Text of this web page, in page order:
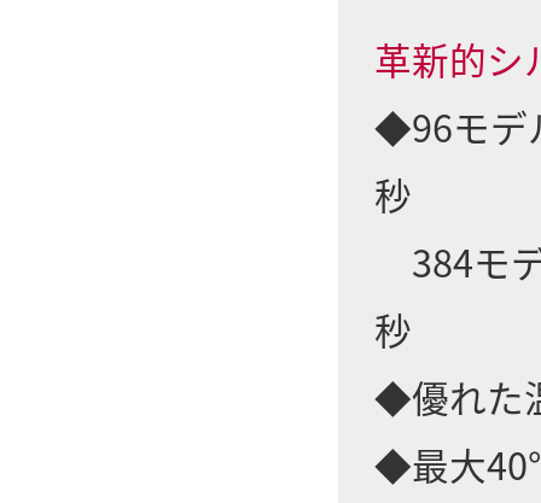
革新的シ
◆96モデ
秒
384モ
秒
◆優れた
◆最大